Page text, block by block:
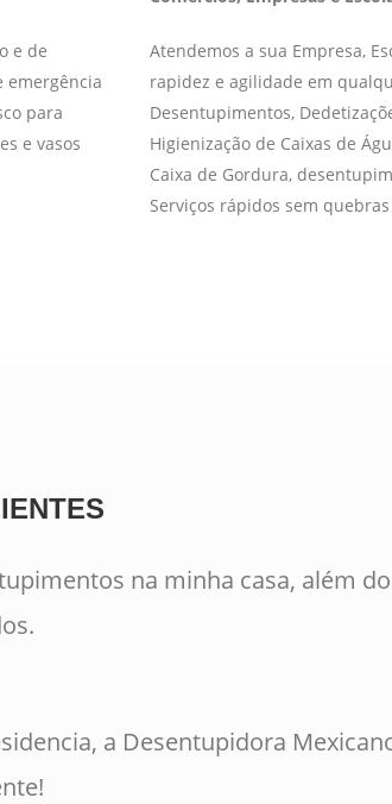
e de
para
e vasos
Atendemos a sua Empresa,
rapidez e agilidade em
Desentupimentos,
Higienização de Caixas de
Caixa de Gordura,
Serviços rápidos sem
na minha casa, além
a Desentupidora